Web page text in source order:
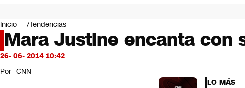
Mundo
Negocios
Deportes
Programas completos
Servicios
Inicio Tendencias
Mara Justine encanta con
26- 06- 2014 10:42
Por CNN
LO MÁS